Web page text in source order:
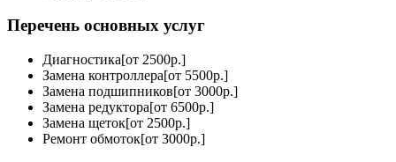
Перечень основных услуг
Диагностика[от 2500р.]
Замена контроллера[от 5500р.]
Замена подшипников[от 3000р.]
Замена редуктора[от 6500р.]
Замена щеток[от 2500р.]
Ремонт обмоток[от 3000р.]